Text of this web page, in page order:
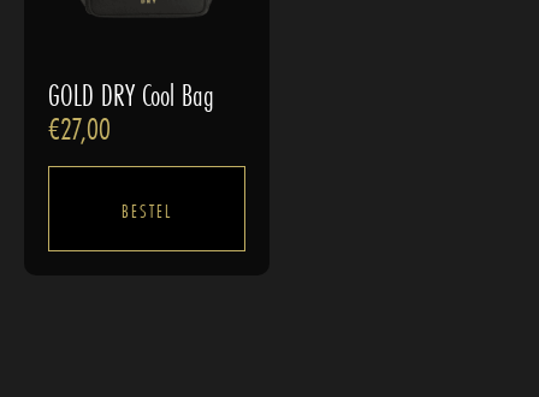
GOLD DRY Cool Bag
€27,00
BESTEL